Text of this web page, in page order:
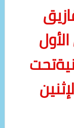
2 ) الإثنين